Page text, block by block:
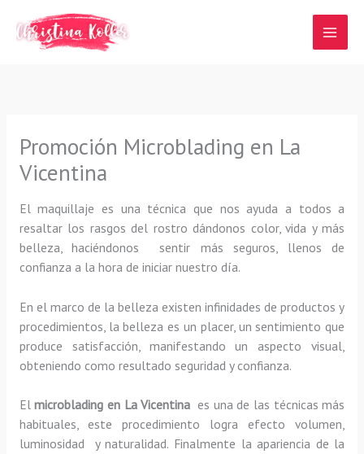
contenido
Promoción Microblading en La
Vicentina
El maquillaje es una técnica que nos ayuda a todos a
resaltar los rasgos del rostro dándonos color, vida y más
belleza, haciéndonos sentir más seguros, llenos de
confianza a la hora de iniciar nuestro día.
En el marco de la belleza existen infinidades de productos y
procedimientos, la belleza es un placer, un sentimiento que
produce satisfacción, manifestando un aspecto visual,
obteniendo como resultado seguridad y confianza.
Elmicroblading en La Vicentina es una de las técnicas más
habituales, este procedimiento logra efecto volumen,
luminosidad y naturalidad. Finalmente la apariencia de la